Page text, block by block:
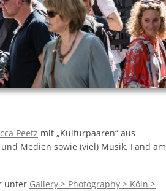
Peetz mit „Kulturpaaren“ aus
Medien sowie (viel) Musik. Fand am
unter Gallery > Photography > Köln >